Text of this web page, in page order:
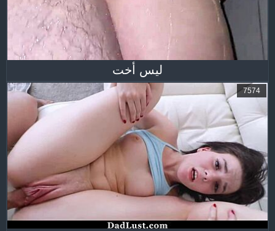
ليس أخت
7574